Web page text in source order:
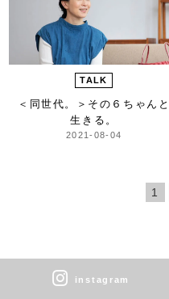
TALK
＜同世代。＞ その６ちゃんと
生きる。
2021-08-04
1
instagram